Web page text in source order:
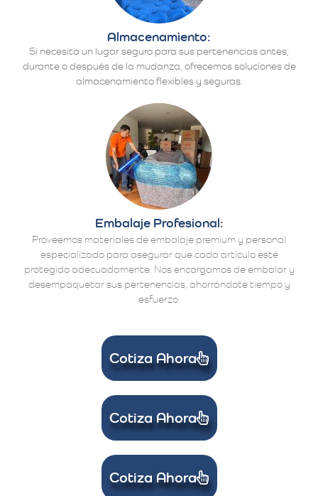
Almacenamiento:
Si necesita un lugar seguro para sus pertenencias antes,
durante o después de la mudanza, ofrecemos soluciones de
almacenamiento flexibles y seguras.
Embalaje Profesional:
Proveemos materiales de embalaje premium y personal
especializado para asegurar que cada artículo esté
protegido adecuadamente. Nos encargamos de embalar y
desempaquetar sus pertenencias, ahorrándote tiempo y
esfuerzo.
Cotiza Ahora
Cotiza Ahora
Cotiza Ahora